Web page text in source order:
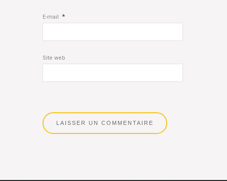
E-mail *
Site web